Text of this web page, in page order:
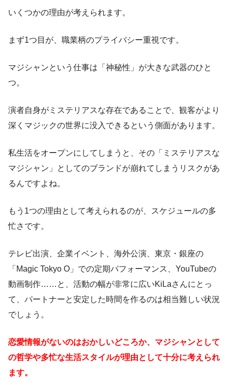
いくつかの理由が考えられます。
まず1つ目が、職業柄のプライバシー重視です。
マジシャンという仕事は「神秘性」が大きな武器のひと
つ。
演者自身がミステリアスな存在であることで、観客がより
深くマジックの世界に没入できるという側面があります。
私生活をオープンにしてしまうと、その「ミステリアスな
マジシャン」としてのブランドが崩れてしまうリスクがあ
るんですよね。
もう1つの理由として考えられるのが、スケジュールの多
忙さです。
テレビ出演、企業イベント、海外公演、東京・銀座の
「Magic Tokyo O」での定期パフォーマンス、YouTubeの
動画制作……と、活動の幅が非常に広いKiLaさんにとっ
て、パートナーと安定した時間を作るのは相当難しい状況
でしょう。
恋愛情報がないのはおかしいどころか、マジシャンとして
の哲学や多忙な生活スタイルが理由として十分に考えられ
ます。